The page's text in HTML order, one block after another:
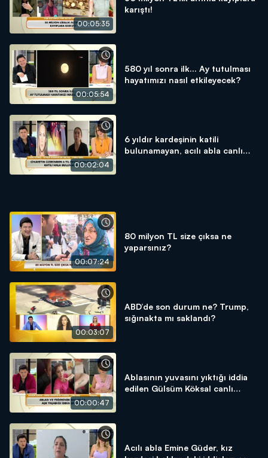
00:05:35
karıştı!
00:05:54
580 yıl sonra ilk... Ay tutulması
hayatımızı nasıl etkileyecek?
00:02:04
6 yıldır kardeşinin katili
bulunamayan, acılı abla canlı
00:07:24
80 milyon TL size çıksa ne
yaparsınız?
00:03:07
ABD’de son durum ne? Trump,
sığınakta mı saklandı?
00:00:47
Ablasının yuvasını yıktığı iddia
edilen Gülsüm Köksal canlı
Acılı abla Emine Güder, kız